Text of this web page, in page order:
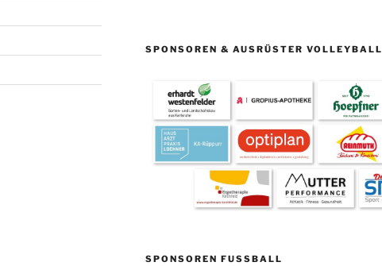
SPONSOREN & AUSRÜSTER VOLLEYBALL
SPONSOREN FUSSBALL